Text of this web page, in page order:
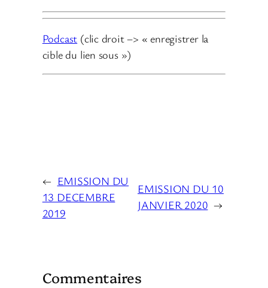
Podcast (clic droit –> « enregistrer la
cible du lien sous »)
← EMISSION DU
13 DECEMBRE
2019
EMISSION DU 10
JANVIER 2020 →
Commentaires